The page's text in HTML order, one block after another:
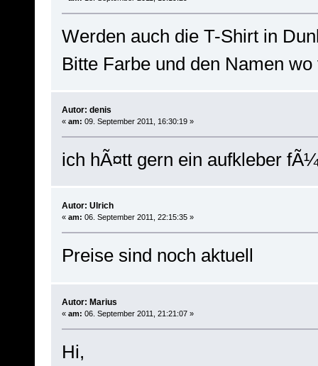
Werden auch die T-Shirt in
Bitte Farbe und den Namen
Autor: denis
« am: 09. September 2011, 16:30:19 »
ich hÃ¤tt gern ein aufkleber
Autor: Ulrich
« am: 06. September 2011, 22:15:35 »
Preise sind noch aktuell
Autor: Marius
« am: 06. September 2011, 21:21:07 »
Hi,